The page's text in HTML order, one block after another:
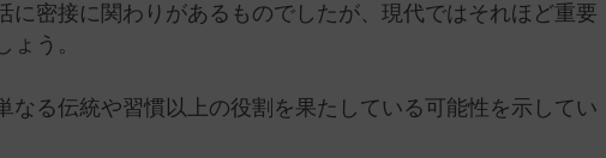
に密接に関わりがあるものでしたが、現代ではそれほど重要
う。
なる伝統や習慣以上の役割を果たしている可能性を示してい